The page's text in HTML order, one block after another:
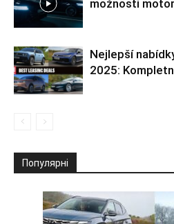
možnosti
Nejlepší
2025:
Популярні